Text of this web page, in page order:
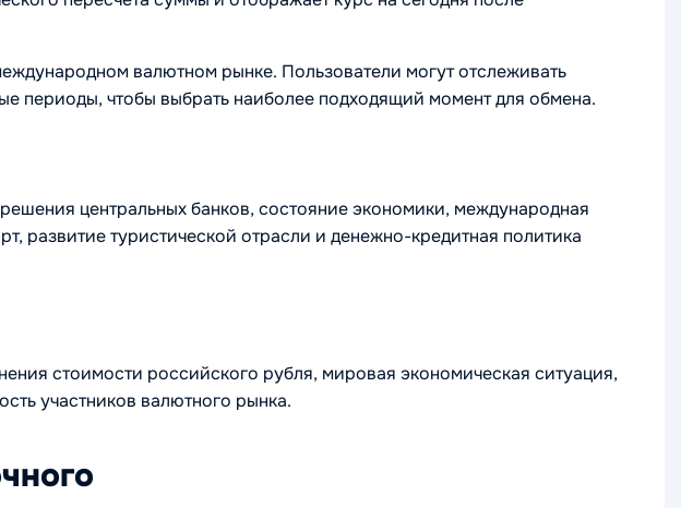
валютном рынке. Пользователи могут отслеживать
периоды, чтобы выбрать наиболее подходящий момент для обмена.
центральных банков, состояние экономики, международная
развитие туристической отрасли и денежно-кредитная политика
стоимости российского рубля, мировая экономическая ситуация,
участников валютного рынка.